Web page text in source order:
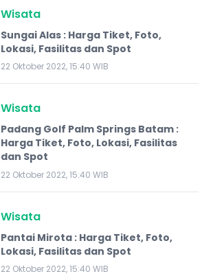
Wisata
Sungai Alas : Harga Tiket, Foto,
Lokasi, Fasilitas dan Spot
22 Oktober 2022, 15:40 WIB
Wisata
Padang Golf Palm Springs Batam :
Harga Tiket, Foto, Lokasi, Fasilitas
dan Spot
22 Oktober 2022, 15:40 WIB
Wisata
Pantai Mirota : Harga Tiket, Foto,
Lokasi, Fasilitas dan Spot
22 Oktober 2022, 15:40 WIB